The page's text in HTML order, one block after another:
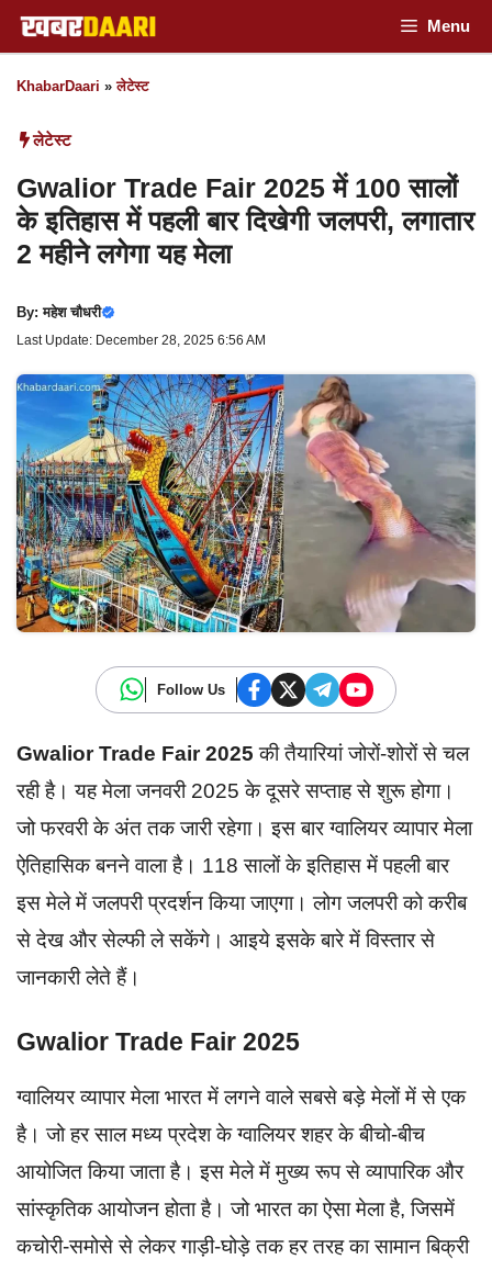
Skip
to
content
Menu
KhabarDaari »लेटेस्ट
लेटेस्ट
Gwalior Trade Fair 2025 में 100 सालों
के इतिहास में पहली बार दिखेगी जलपरी, लगातार
2 महीने लगेगा यह मेला
By:महेश चौधरी
Last Update: December 28, 2025 6:56 AM
Follow Us
Gwalior Trade Fair 2025 की तैयारियां जोरों-शोरों से चल
रही है। यह मेला जनवरी 2025 के दूसरे सप्ताह से शुरू होगा।
जो फरवरी के अंत तक जारी रहेगा। इस बार ग्वालियर व्यापार मेला
ऐतिहासिक बनने वाला है। 118 सालों के इतिहास में पहली बार
इस मेले में जलपरी प्रदर्शन किया जाएगा। लोग जलपरी को करीब
से देख और सेल्फी ले सकेंगे। आइये इसके बारे में विस्तार से
जानकारी लेते हैं।
Gwalior Trade Fair 2025
ग्वालियर व्यापार मेला भारत में लगने वाले सबसे बड़े मेलों में से एक
है। जो हर साल मध्य प्रदेश के ग्वालियर शहर के बीचो-बीच
आयोजित किया जाता है। इस मेले में मुख्य रूप से व्यापारिक और
सांस्कृतिक आयोजन होता है। जो भारत का ऐसा मेला है, जिसमें
कचोरी-समोसे से लेकर गाड़ी-घोड़े तक हर तरह का सामान बिक्री